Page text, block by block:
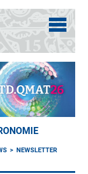
NEWSLETTER